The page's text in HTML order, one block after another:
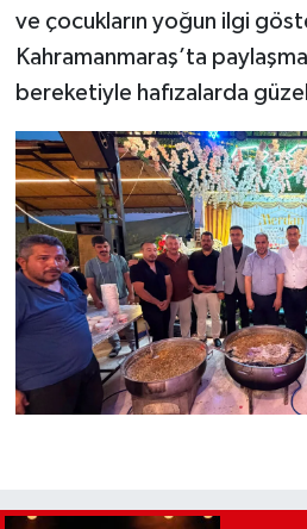
ve çocukların yoğun ilgi
Kahramanmaraş’ta
bereketiyle hafızalarda